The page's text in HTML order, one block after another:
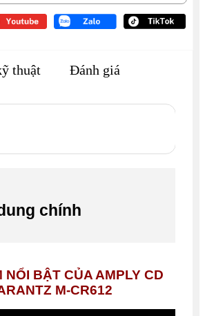
thuật Đánh giá
chính
BẬT CỦA AMPLY CD
M-CR612